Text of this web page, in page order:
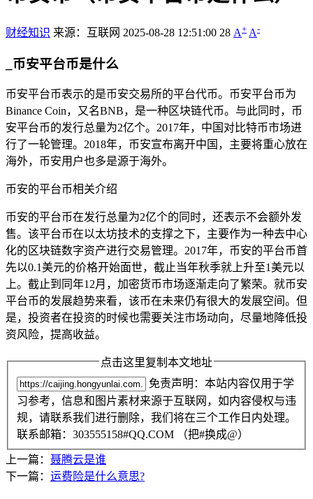
财经知识 来源：互联网 2025-08-28 12:51:00 28 A+ A-
_币安平台币是什么
币安平台币表示的是币安交易所的平台代币。币安平台币为
Binance Coin，又名BNB，是一种区块链代币。与此同时，币
安平台币的发行总量为2亿个。2017年，中国对比特币市场进
行了一轮管理。2018年，币安宣布离开中国，主要将重心放在
海外，币安用户也多是源于海外。
币安的平台币相关介绍
币安的平台币在发行总量为2亿个的同时，还表示不会额外发
售。该平台币在以太坊技术的支撑之下，主要作为一种去中心
化的区块链数字资产进行交易管理。2017年，币安的平台币首
先以0.1美元的价格开始面世，截止当年秋季就上升至1美元以
上。截止到同年12月，加密货币市场逐渐走向了繁荣。就币安
平台币的发展趋势来看，该币在未来仍有很大的发展空间。但
是，投资者在投资的时候也需要关注市场动向，尽量地降低投
资风险，提高收益。
点击这里复制本文地址
免责声明：本站内容仅用于学
习参考，信息和图片素材来源于互联网，如内容侵权与违
规，请联系我们进行删除，我们将在三个工作日内处理。
联系邮箱：303555158#QQ.COM （把#换成@）
上一篇： 聂腾云是谁
下一篇： 运费险是什么意思?